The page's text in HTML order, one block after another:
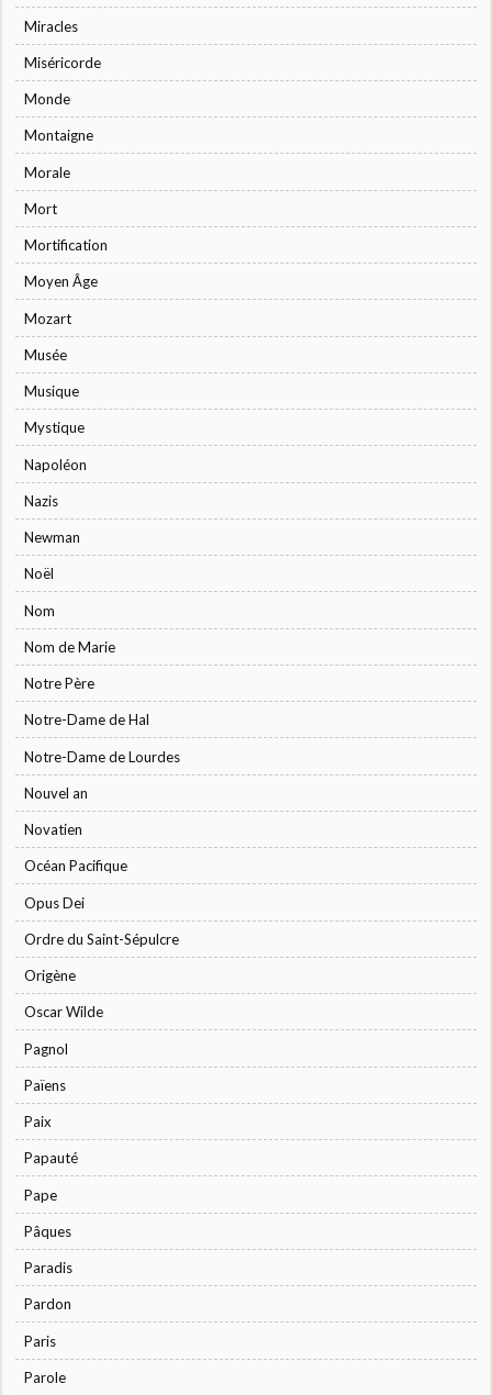
Miracles
Miséricorde
Monde
Montaigne
Morale
Mort
Mortification
Moyen Âge
Mozart
Musée
Musique
Mystique
Napoléon
Nazis
Newman
Noël
Nom
Nom de Marie
Notre Père
Notre-Dame de Hal
Notre-Dame de Lourdes
Nouvel an
Novatien
Océan Pacifique
Opus Dei
Ordre du Saint-Sépulcre
Origène
Oscar Wilde
Pagnol
Païens
Paix
Papauté
Pape
Pâques
Paradis
Pardon
Paris
Parole